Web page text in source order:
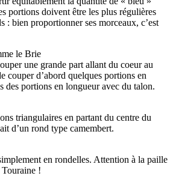
portions doivent être les plus régulières
: bien proportionner ses morceaux, c’est
le Brie
une grande part allant du coeur au
couper d’abord quelques portions en
des portions en longueur avec du talon.
triangulaires en partant du centre du
d’un rond type camembert.
en rondelles. Attention à la paille
!